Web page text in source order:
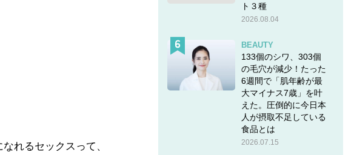
れるセックスって、
ト３種
2026.08.04
BEAUTY
133個のシワ、303個
の毛穴が減少！たった
6週間で「肌年齢が最
大マイナス7歳」を叶
えた。圧倒的に今日本
人が摂取不足している
食品とは
2026.07.15